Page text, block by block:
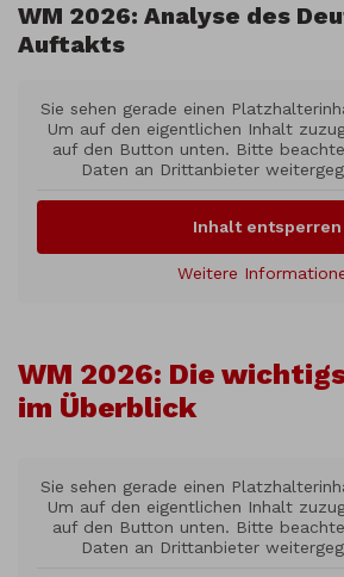
WM 2026: Analyse des
Auftakts
Sie sehen gerade einen
Um auf den eigentlichen Inhalt
auf den Button unten. Bitte
Daten an Drittanbieter
Inhalt entsperren
Weitere
WM 2026: Die
im Überblick
Sie sehen gerade einen
Um auf den eigentlichen Inhalt
auf den Button unten. Bitte
Daten an Drittanbieter